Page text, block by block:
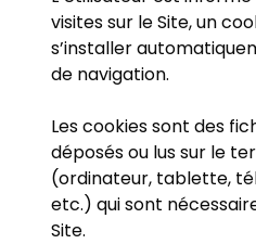
visites sur le Site, un
s’installer
de navigation.
Les cookies sont des
déposés ou lus sur le
(ordinateur, tablette,
etc.) qui sont
Site.